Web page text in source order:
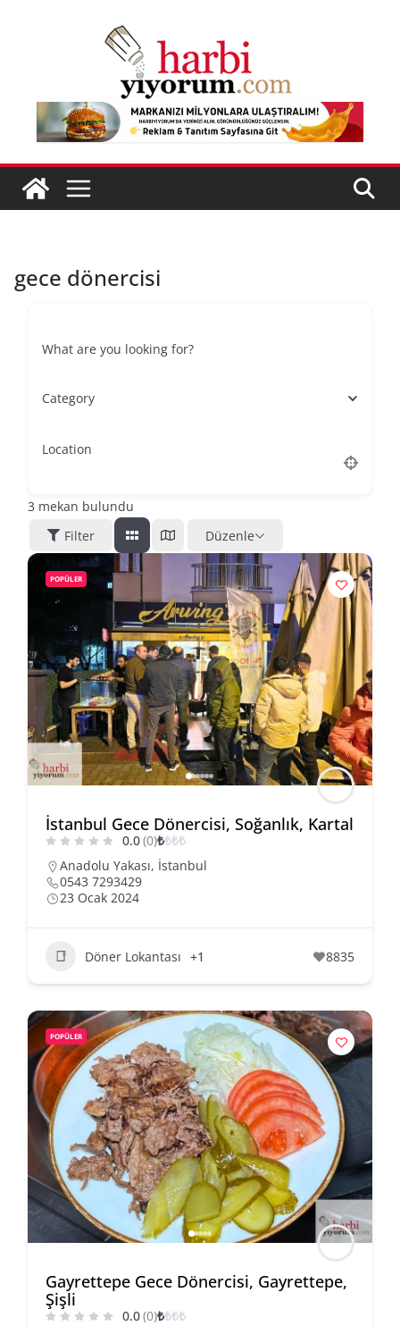
gece dönercisi
What are you looking for?
Category
Location
3 mekan bulundu
Filter
Düzenle
POPÜLER
İstanbul Gece Dönercisi, Soğanlık, Kartal
0.0(0)₺₺₺₺
Anadolu Yakası, İstanbul
0543 7293429
23 Ocak 2024
Döner Lokantası +1 8835
POPÜLER
Gayrettepe Gece Dönercisi, Gayrettepe,
Şişli
0.0(0)₺₺₺₺